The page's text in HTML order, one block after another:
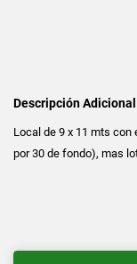
Descripción Adicional
Local de 9 x 11 mts con
por 30 de fondo), mas